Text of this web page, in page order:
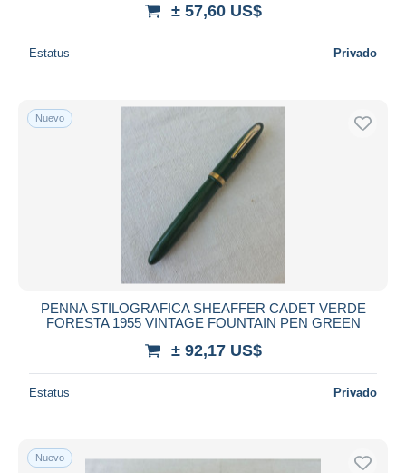
± 57,60 US$
Estatus Privado
Nuevo
PENNA STILOGRAFICA SHEAFFER CADET VERDE
FORESTA 1955 VINTAGE FOUNTAIN PEN GREEN
± 92,17 US$
Estatus Privado
Nuevo